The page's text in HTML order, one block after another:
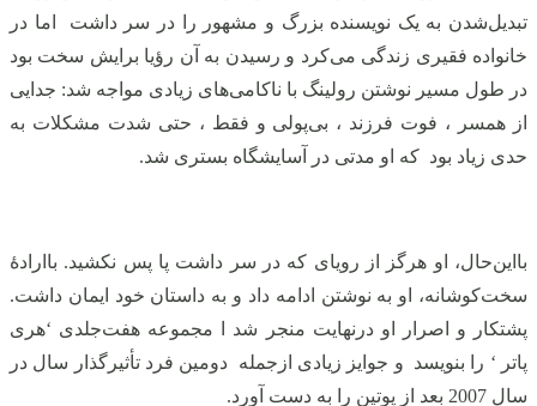
تبدیل‌شدن به یک نویسنده بزرگ و مشهور را در سر داشت اما در
خانواده فقیری زندگی می‌کرد و رسیدن به آن رؤیا برایش سخت بود
در طول مسیر نوشتن رولینگ با ناکامی‌های زیادی مواجه شد: جدایی
از همسر ، فوت فرزند ، بی‌پولی و فقط ، حتی شدت مشکلات به
حدی زیاد بود که او مدتی در آسایشگاه بستری شد.
بااین‌حال، او هرگز از رویای که در سر داشت پا پس نکشید. باارادهٔ
سخت‌کوشانه، او به نوشتن ادامه داد و به داستان خود ایمان داشت.
پشتکار و اصرار او درنهایت منجر شد ا مجموعه هفت‌جلدی ‘هری
پاتر ‘ را بنویسد و جوایز زیادی ازجمله دومین فرد تأثیرگذار سال در
سال 2007 بعد از پوتین را به دست آورد.